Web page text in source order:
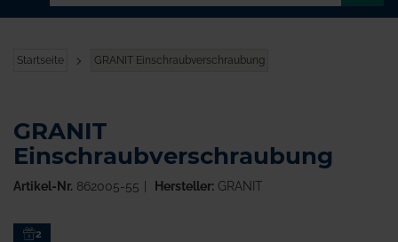
Startseite GRANIT Einschraubverschraubung
Zum2
GRANIT
Einschraubverschraubung
Artikel-Nr. 862005-55 Hersteller:GRANIT